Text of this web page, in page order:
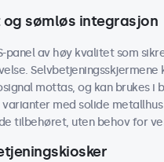
sømløs integrasjon
panel av høy kvalitet som
Selvbetjeningsskjermene
mottas, og kan brukes i
med solide
tilbehøret, uten behov for